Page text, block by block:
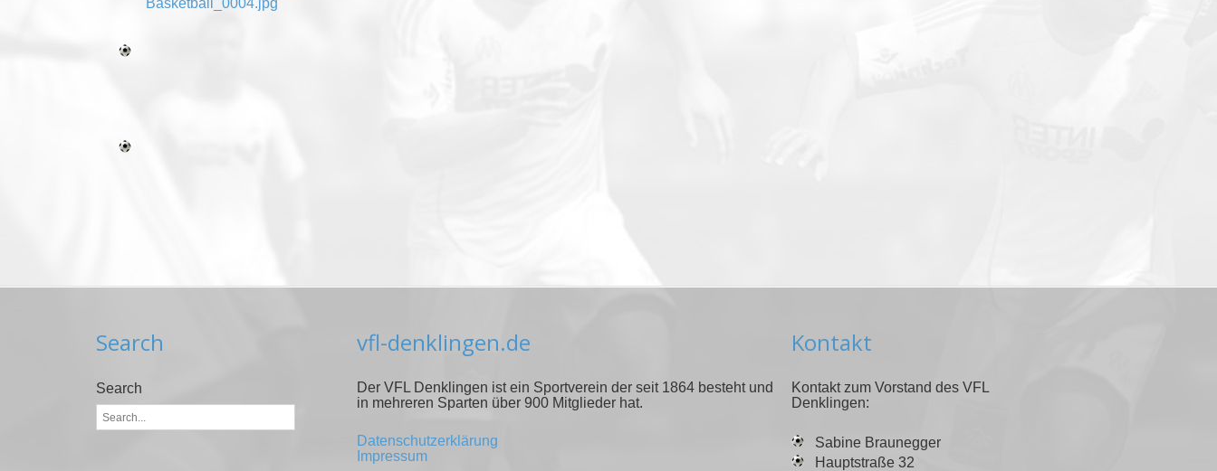
Search
Search
vfl-denklingen.de
Der VFL Denklingen ist ein Sportverein der seit 1864 besteht und
in mehreren Sparten über 900 Mitglieder hat.
Datenschutzerklärung
Impressum
Kontakt
Kontakt zum Vorstand des VFL
Denklingen:
Sabine Braunegger
Hauptstraße 32